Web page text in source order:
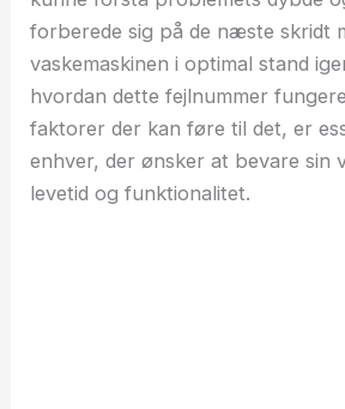
forberede sig på de næste skridt
vaskemaskinen i optimal stand
hvordan dette fejlnummer
faktorer der kan føre til det, er
enhver, der ønsker at bevare sin
levetid og funktionalitet.